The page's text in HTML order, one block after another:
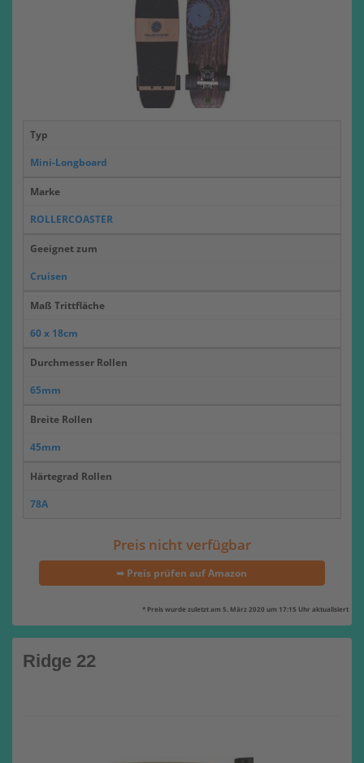
Typ
Mini-Longboard
Marke
ROLLERCOASTER
Geeignet zum
Cruisen
Maß Trittfläche
60 x 18cm
Durchmesser Rollen
65mm
Breite Rollen
45mm
Härtegrad Rollen
78A
Preis nicht verfügbar
➥ Preis prüfen auf Amazon
* Preis wurde zuletzt am 5. März 2020 um 17:15 Uhr aktualisiert
Ridge 22